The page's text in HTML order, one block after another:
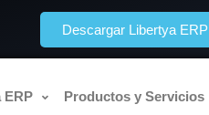
Descargar Libertya ERP
ERP Productos y Servicios